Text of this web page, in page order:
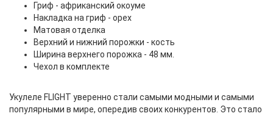
Гриф - африканский окоуме
Накладка на гриф - орех
Матовая отделка
Верхний и нижний порожки - кость
Ширина верхнего порожка - 48 мм.
Чехол в комплекте
Укулеле FLIGHT уверенно стали самыми модными и самыми
популярными в мире, опередив своих конкурентов. Это стало